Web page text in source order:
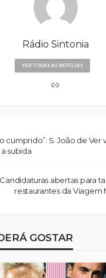
Rádio Sintonia
VER TODAS AS NOTÍCIAS
cumprido”: S. João de Ver
subida
Candidaturas abertas para
restaurantes da Viagem
GOSTAR